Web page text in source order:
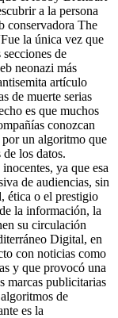
a la persona
conservadora The
la única vez que
de
neonazi más
artículo
de muerte serias
es que muchos
conozcan
por un algoritmo que
los datos.
ya que esa
de audiencias, sin
ética o el prestigio
la información, la
su circulación
Digital, en
con noticias como
y que provocó una
marcas publicitarias
de
es la